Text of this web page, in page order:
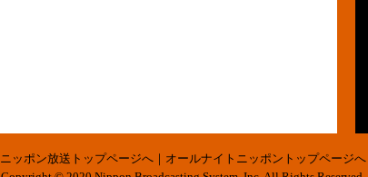
ニッポン放送トップページへ｜
オールナイトニッポントップページへ